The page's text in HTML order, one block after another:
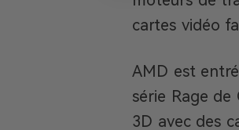
cartes vidéo
AMD est
série Rage
3D avec des